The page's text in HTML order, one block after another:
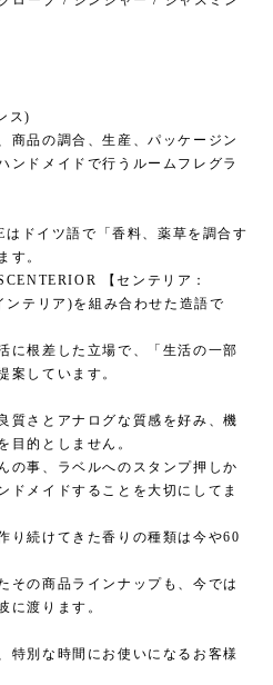
ス)
商品の調合、生産、パッケージン
ンドメイドで行うルームフレグラ
ドイツ語で「香料、薬草を調合す
す。
【センテリア：
テリア)を組み合わせた造語で
に根差した立場で、「生活の一部
案しています。
質さとアナログな質感を好み、機
目的としません。
の事、ラベルへのスタンプ押しか
ドメイドすることを大切にしてま
り続けてきた香りの種類は今や60
その商品ラインナップも、今では
に渡ります。
特別な時間にお使いになるお客様